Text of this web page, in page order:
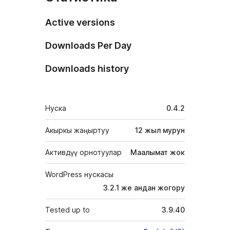
Active versions
Downloads Per Day
Downloads history
Мета
Нуска 0.4.2
Акыркы жаңыртуу 12 жыл мурун
Активдүү орнотуулар Маалымат жок
WordPress нускасы
3.2.1 же андан жогору
Tested up to 3.9.40